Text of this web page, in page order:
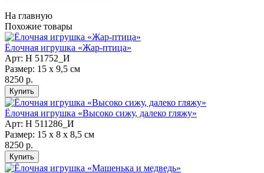
На главную
Похожие товары
Ёлочная игрушка «Жар-птица»
Арт: Н 51752_И
Размер: 15 х 9,5 см
8250 р.
Ёлочная игрушка «Высоко сижу, далеко гляжу»
Арт: Н 511286_И
Размер: 15 х 8 х 8,5 см
8250 р.